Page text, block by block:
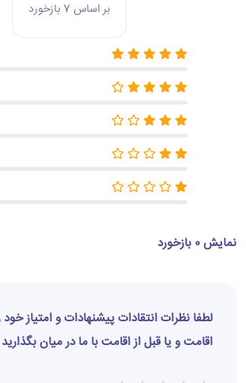
بر اساس 7 بازخورد
نمایش 0 بازخورد
لطفا نظرات انتقادات پیشنهادات و امتیاز خود
اقامت و یا قبل از اقامت با ما در میان بگذارید